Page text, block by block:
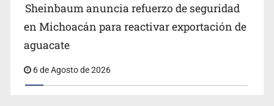
Sheinbaum anuncia refuerzo de seguridad
en Michoacán para reactivar exportación de
aguacate
6 de Agosto de 2026